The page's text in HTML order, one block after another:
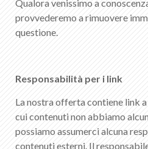
Qualora venissimo a
provvederemo a rimuovere
questione.
Responsabilità per i link
La nostra offerta contiene link
cui contenuti non abbiamo
possiamo assumerci alcuna
contenuti esterni. Il